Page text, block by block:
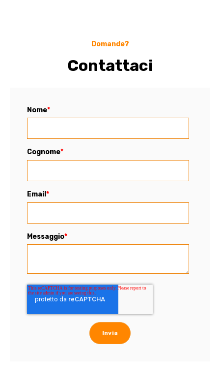
Domande?
Contattaci
Nome*
Cognome*
Email *
Messaggio*